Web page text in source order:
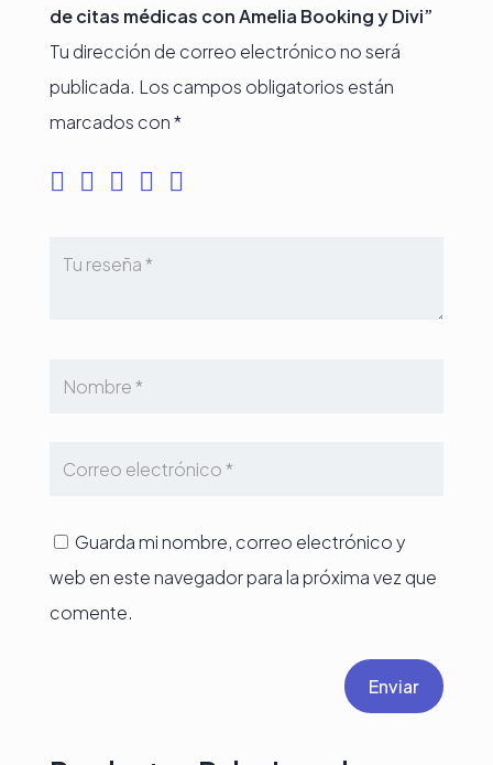
de citas médicas con Amelia Booking y Divi”
Tu dirección de correo electrónico no será
publicada. Los campos obligatorios están
marcados con*
Guarda mi nombre, correo electrónico y
web en este navegador para la próxima vez que
comente.
Enviar